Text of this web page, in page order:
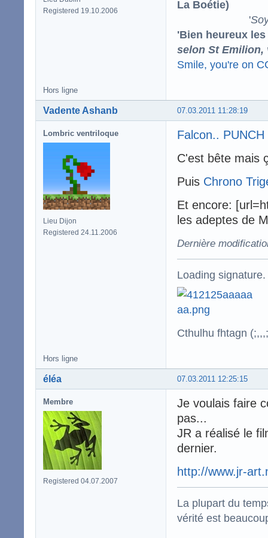
Registered 19.10.2006
La Boétie)
'
'Bien heureux
selon St Emilion,
Smile, you're on
Hors ligne
07.03.2011 11:28:19
Vadente Ashanb
Lombric ventriloque
Lieu Dijon
Registered 24.11.2006
Falcon.. PUNCH
C'est bête mais
Puis Chrono
Et encore:
les adeptes de
Dernière
Loading signature.
Cthulhu fhtagn
Hors ligne
07.03.2011 12:25:15
éléa
Membre
Registered 04.07.2007
Je voulais faire
pas...
JR a réalisé le
dernier.
http://www.jr-
La plupart du
vérité est